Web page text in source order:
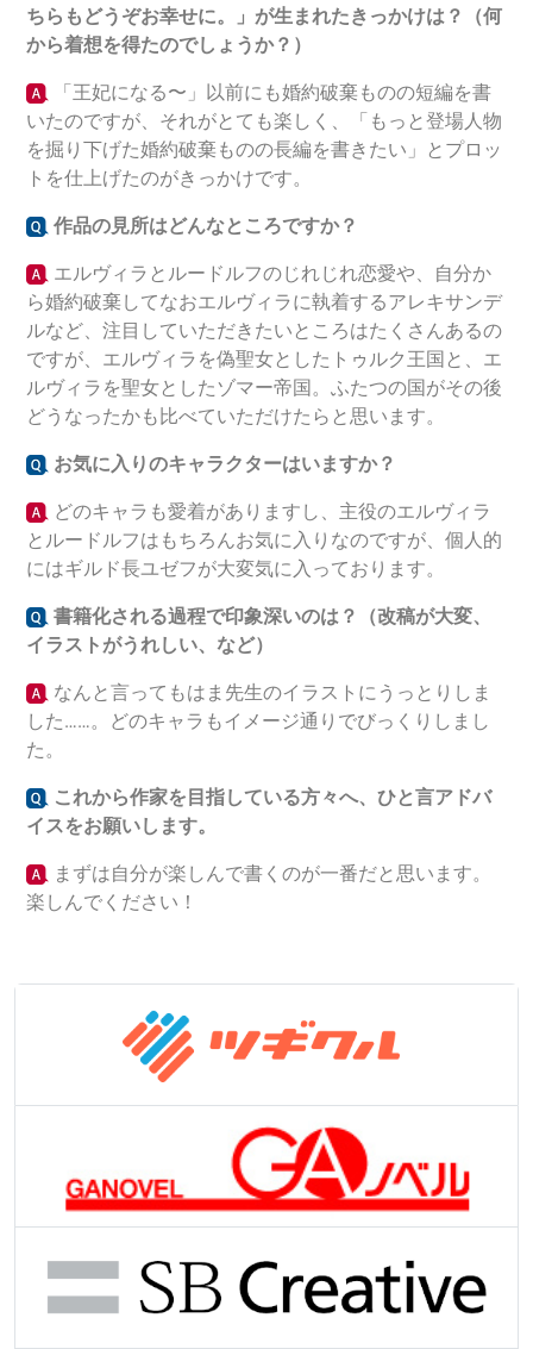
ちらもどうぞお幸せに。
」が生まれたきっかけは？（何
から着想を得たのでしょうか？）
「王妃になる〜」以前にも婚約破棄ものの短編を書
いたのですが、それがとても楽しく、「もっと登場人物
を掘り下げた婚約破棄ものの長編を書きたい」とプロッ
トを仕上げたのがきっかけです。
作品の見所はどんなところですか？
エルヴィラとルードルフのじれじれ恋愛や、自分か
ら婚約破棄してなおエルヴィラに執着するアレキサンデ
ルなど、注目していただきたいところはたくさんあるの
ですが、エルヴィラを偽聖女としたトゥルク王国と、エ
ルヴィラを聖女としたゾマー帝国。ふたつの国がその後
どうなったかも比べていただけたらと思います。
お気に入りのキャラクターはいますか？
どのキャラも愛着がありますし、主役のエルヴィラ
とルードルフはもちろんお気に入りなのですが、個人的
にはギルド長ユゼフが大変気に入っております。
書籍化される過程で印象深いのは？（改稿が大変、
イラストがうれしい、など）
なんと言ってもはま先生のイラストにうっとりしま
した……。どのキャラもイメージ通りでびっくりしまし
た。
これから作家を目指している方々へ、ひと言アドバ
イスをお願いします。
まずは自分が楽しんで書くのが一番だと思います。
楽しんでください！